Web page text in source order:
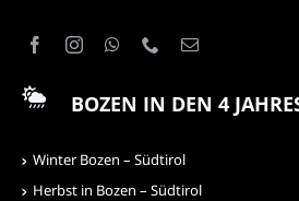
BOZEN IN DEN 4
Winter Bozen – Südtirol
Herbst in Bozen – Südtirol